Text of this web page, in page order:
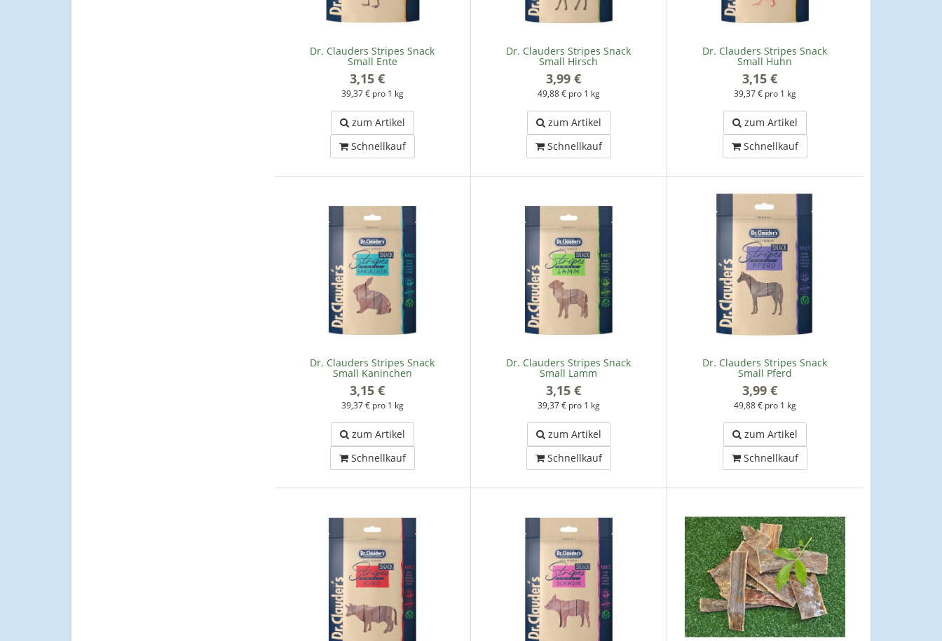
Dr. Clauders Stripes Snack
Small Ente
3,15 €
39,37 € pro 1 kg
zum Artikel
Schnellkauf
Dr. Clauders Stripes Snack
Small Hirsch
3,99 €
49,88 € pro 1 kg
zum Artikel
Schnellkauf
Dr. Clauders Stripes Snack
Small Huhn
3,15 €
39,37 € pro 1 kg
zum Artikel
Schnellkauf
Dr. Clauders Stripes Snack
Small Kaninchen
3,15 €
39,37 € pro 1 kg
zum Artikel
Schnellkauf
Dr. Clauders Stripes Snack
Small Lamm
3,15 €
39,37 € pro 1 kg
zum Artikel
Schnellkauf
Dr. Clauders Stripes Snack
Small Pferd
3,99 €
49,88 € pro 1 kg
zum Artikel
Schnellkauf